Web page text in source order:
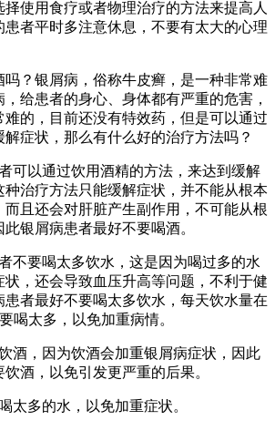
使用食疗或者物理治疗的方法来提高人
者平时多注意休息，不要有太大的心理
吗？银屑病，俗称牛皮癣，是一种非常难
给患者的身心、身体都有严重的危害，
的，目前还没有特效药，但是可以通过
解症状，那么有什么好的治疗方法吗？
可以通过饮用酒精的方法，来达到缓解
种治疗方法只能缓解症状，并不能从根本
而且还会对肝脏产生副作用，不可能从根
银屑病患者最好不要喝酒。
不要喝太多饮水，这是因为喝过多的水
，还会导致血压升高等问题，不利于健
患者最好不要喝太多饮水，每天饮水量在
喝太多，以免加重病情。
酒，因为饮酒会加重银屑病症状，因此
酒，以免引发更严重的后果。
太多的水，以免加重症状。